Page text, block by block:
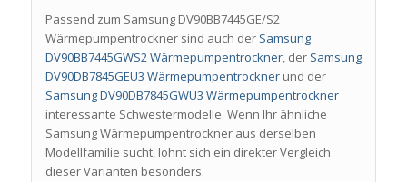
Passend zum Samsung DV90BB7445GE/S2
Wärmepumpentrockner sind auch der Samsung
DV90BB7445GWS2 Wärmepumpentrockner, der Samsung
DV90DB7845GEU3 Wärmepumpentrocknerund der
Samsung DV90DB7845GWU3 Wärmepumpentrockner
interessante Schwestermodelle. Wenn Ihr ähnliche
Samsung Wärmepumpentrockner aus derselben
Modellfamilie sucht, lohnt sich ein direkter Vergleich
dieser Varianten besonders.